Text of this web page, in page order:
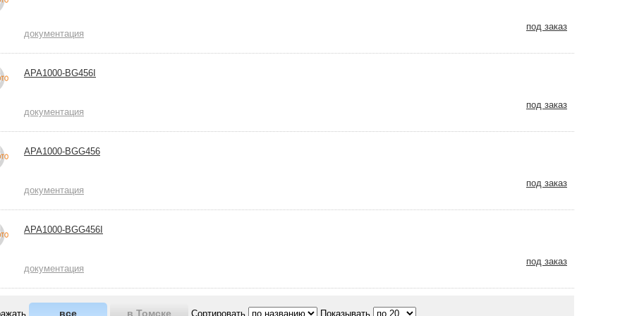
документация
под заказ
APA1000-BG456I
документация
под заказ
APA1000-BGG456
документация
под заказ
APA1000-BGG456I
документация
под заказ
все в Томске Сортировать Показывать